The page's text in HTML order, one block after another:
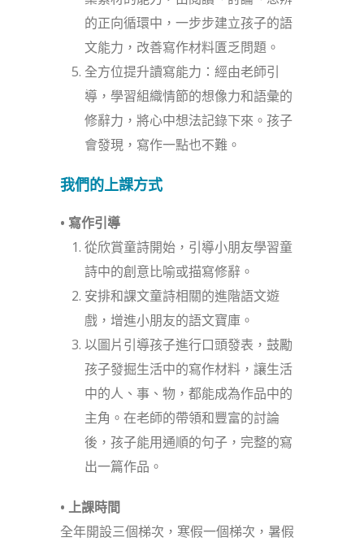
的正向循環中，一步步建立孩子的語
文能力，改善寫作材料匱乏問題。
全方位提升讀寫能力：經由老師引
導，學習組織情節的想像力和語彙的
修辭力，將心中想法記錄下來。孩子
會發現，寫作一點也不難。
我們的上課方式
• 寫作引導
從欣賞童詩開始，引導小朋友學習童
詩中的創意比喻或描寫修辭。
安排和課文童詩相關的進階語文遊
戲，增進小朋友的語文寶庫。
以圖片引導孩子進行口頭發表，鼓勵
孩子發掘生活中的寫作材料，讓生活
中的人、事、物，都能成為作品中的
主角。在老師的帶領和豐富的討論
後，孩子能用通順的句子，完整的寫
出一篇作品。
• 上課時間
全年開設三個梯次，寒假一個梯次，暑假